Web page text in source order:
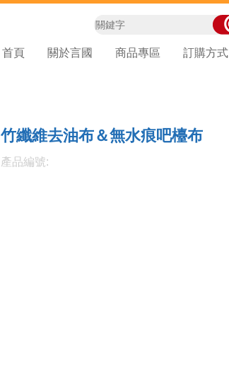
首頁 關於言國 商品專區 訂購方式
竹纖維去油布＆無水痕吧檯布
產品編號: